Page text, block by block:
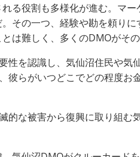
る役割も多様化が進む。マ
その一つ、経験や勘を頼り
は難しく、多くのDMOがその
を認識し、気仙沼住民や
らがいつどこでどの程度
な被害から復興に取り組む